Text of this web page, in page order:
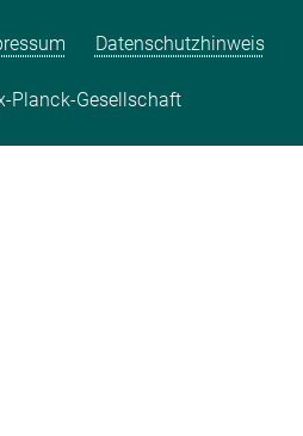
Datenschutzhinweis
Planck-Gesellschaft